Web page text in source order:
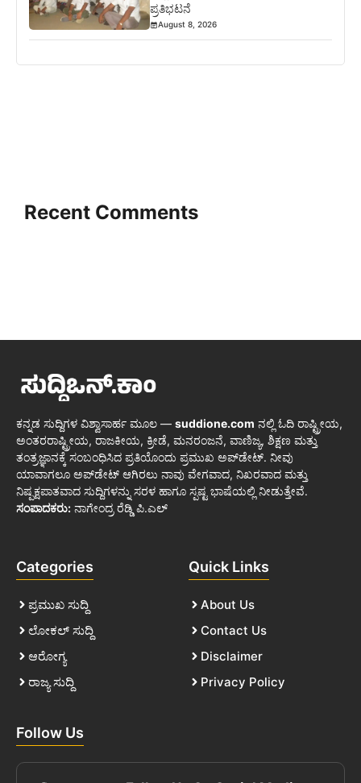
ಪ್ರತಿಭಟನೆ
August 8, 2026
Recent Comments
ಕನ್ನಡ ಸುದ್ದಿಗಳ ವಿಶ್ವಾಸಾರ್ಹ ಮೂಲ — suddione.com ನಲ್ಲಿ ಓದಿ ರಾಷ್ಟ್ರೀಯ,
ಅಂತರರಾಷ್ಟ್ರೀಯ, ರಾಜಕೀಯ, ಕ್ರೀಡೆ, ಮನರಂಜನೆ, ವಾಣಿಜ್ಯ, ಶಿಕ್ಷಣ ಮತ್ತು
ತಂತ್ರಜ್ಞಾನಕ್ಕೆ ಸಂಬಂಧಿಸಿದ ಪ್ರತಿಯೊಂದು ಪ್ರಮುಖ ಅಪ್‌ಡೇಟ್. ನೀವು
ಯಾವಾಗಲೂ ಅಪ್‌ಡೇಟ್ ಆಗಿರಲು ನಾವು ವೇಗವಾದ, ನಿಖರವಾದ ಮತ್ತು
ನಿಷ್ಪಕ್ಷಪಾತವಾದ ಸುದ್ದಿಗಳನ್ನು ಸರಳ ಹಾಗೂ ಸ್ಪಷ್ಟ ಭಾಷೆಯಲ್ಲಿ ನೀಡುತ್ತೇವೆ.
ಸಂಪಾದಕರು: ನಾಗೇಂದ್ರ ರೆಡ್ಡಿ ಪಿ.ಎಲ್
Categories
ಪ್ರಮುಖ ಸುದ್ದಿ
ಲೋಕಲ್ ಸುದ್ದಿ
ಆರೋಗ್ಯ
ರಾಜ್ಯ ಸುದ್ದಿ
Quick Links
About Us
Contact Us
Disclaimer
Privacy Policy
Follow Us